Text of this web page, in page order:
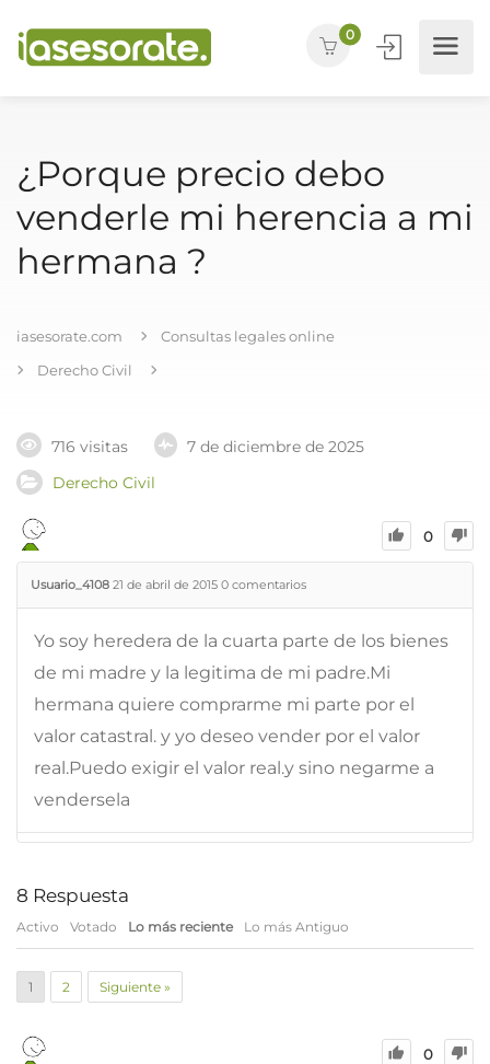
0
¿Porque precio debo
venderle mi herencia a mi
hermana ?
iasesorate.com
Consultas legales online
Derecho Civil
716 visitas
7 de diciembre de 2025
Derecho Civil
0
Usuario_4108 21 de abril de 2015 0 comentarios
Yo soy heredera de la cuarta parte de los bienes
de mi madre y la legitima de mi padre.Mi
hermana quiere comprarme mi parte por el
valor catastral. y yo deseo vender por el valor
real.Puedo exigir el valor real.y sino negarme a
vendersela
8 Respuesta
Activo Votado Lo más reciente Lo más Antiguo
1 2 Siguiente »
0